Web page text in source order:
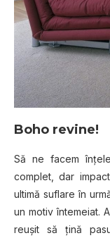
Boho revine!
Să ne facem
complet, dar
ultimă suflare în
un motiv întemeiat.
reuşit să ţină